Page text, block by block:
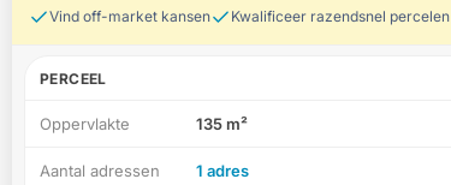
Vind off-market kansen
Kwalificeer razendsnel percelen
PERCEEL
Oppervlakte 135 m²
Aantal adressen 1 adres